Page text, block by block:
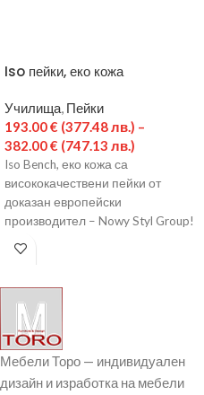
Iso пейки, еко кожа
Училища, Пейки
193.00€ (377.48 лв.) –
382.00€ (747.13 лв.)
Iso Bench, еко кожа са
висококачествени пейки от
доказан европейски
производител – Nowy Styl Group!
Мебели Торо — индивидуален
дизайн и изработка на мебели